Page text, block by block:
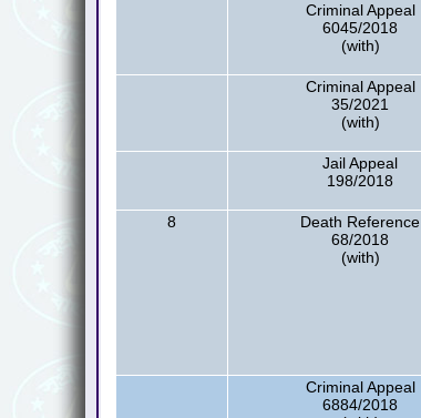
Criminal Appeal
6045/2018
(with)
Criminal Appeal
35/2021
(with)
Jail Appeal
198/2018
8
Death Reference
68/2018
(with)
Criminal Appeal
6884/2018